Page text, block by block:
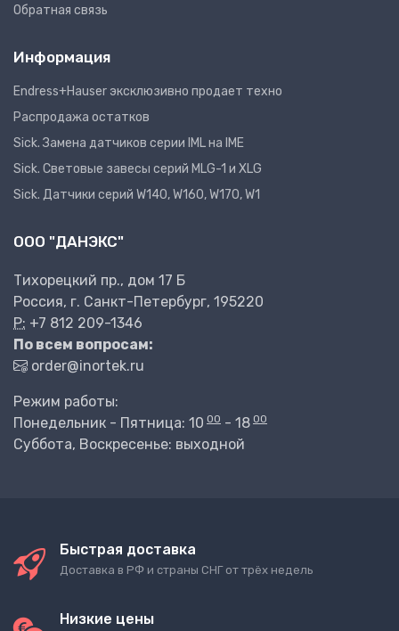
Обратная связь
Информация
Endress+Hauser эксклюзивно продает техно
Распродажа остатков
Sick. Замена датчиков серии IML на IME
Sick. Световые завесы серий MLG-1 и XLG
Sick. Датчики серий W140, W160, W170, W1
ООО "ДАНЭКС"
Тихорецкий пр., дом 17 Б
Россия, г. Санкт-Петербург, 195220
P: +7 812 209-1346
По всем вопросам:
order@inortek.ru
Режим работы:
Понедельник - Пятница: 10 00 - 18 00
Суббота, Воскресенье: выходной
Быстрая доставка
Доставка в РФ и страны СНГ от трёх недель
Низкие цены